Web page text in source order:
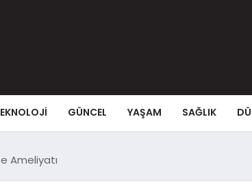
GÜNCEL YAŞAM SAĞLIK
Ameliyatı